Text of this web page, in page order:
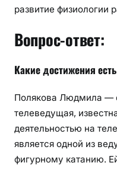
развитие физиологии
Вопрос-ответ:
Какие достижения
Полякова Людмила —
телеведущая,
деятельностью на
является одной из
фигурному катанию.